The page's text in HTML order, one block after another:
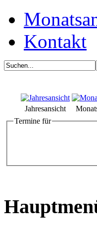
Kontakt
Jahresansicht
Termine für